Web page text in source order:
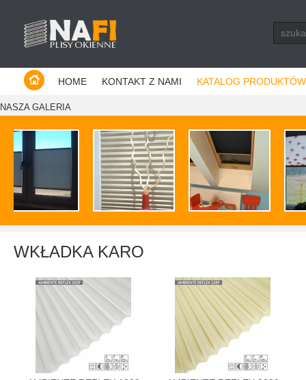
Producent plis - Warszawa
HOME KONTAKT Z NAMI KATALOG PRODUKTÓW
NASZA GALERIA
WKŁADKA KARO